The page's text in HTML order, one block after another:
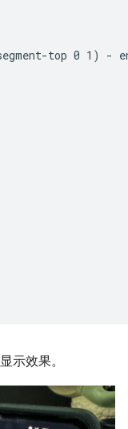
top 0 1) -
示效果。